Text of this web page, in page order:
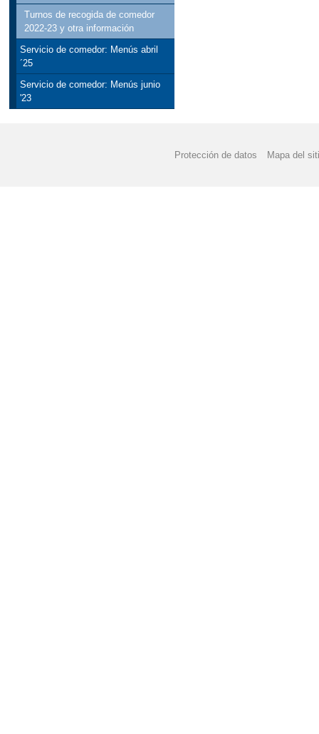
Turnos de recogida de comedor
2022-23 y otra información
Servicio de comedor: Menús abril
´25
Servicio de comedor: Menús junio
'23
Protección de datos Mapa del